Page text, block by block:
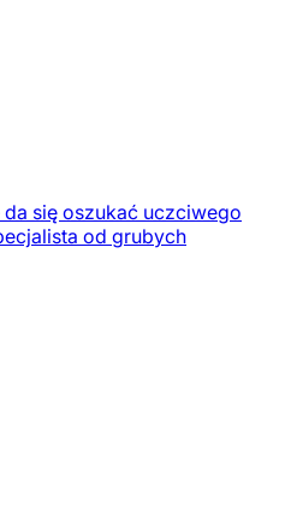
się oszukać uczciwego
od grubych